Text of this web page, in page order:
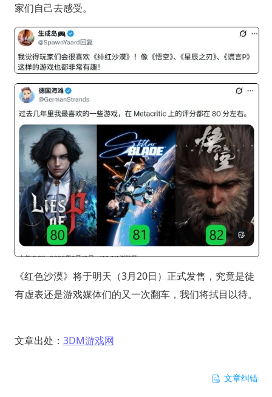
家们自己去感受。
《红色沙漠》将于明天（3月20日）正式发售，究竟是徒
有虚表还是游戏媒体们的又一次翻车，我们将拭目以待。
文章出处： 3DM游戏网
文章纠错